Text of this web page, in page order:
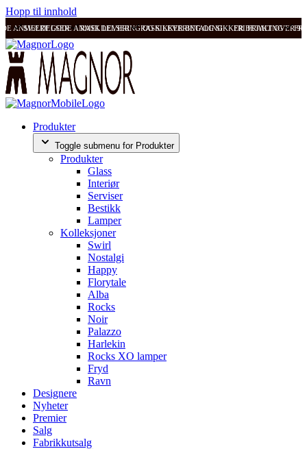
Hopp til innhold
ANMELDELSER RASK LEVERING OG SIKKER BETALING FRI FRAKT OVER
SVÆRT GODE ANMELDELSER RASK LEVERING OG SIKKER BETALING
Produkter
Toggle submenu for Produkter
Produkter
Glass
Interiør
Serviser
Bestikk
Lamper
Kolleksjoner
Swirl
Nostalgi
Happy
Florytale
Alba
Rocks
Noir
Palazzo
Harlekin
Rocks XO lamper
Fryd
Ravn
Designere
Nyheter
Premier
Salg
Fabrikkutsalg